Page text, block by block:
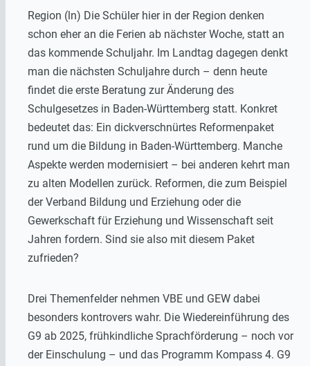
Region (ln) Die Schüler hier in der Region denken
schon eher an die Ferien ab nächster Woche, statt an
das kommende Schuljahr. Im Landtag dagegen denkt
man die nächsten Schuljahre durch – denn heute
findet die erste Beratung zur Änderung des
Schulgesetzes in Baden-Württemberg statt. Konkret
bedeutet das: Ein dickverschnürtes Reformenpaket
rund um die Bildung in Baden-Württemberg. Manche
Aspekte werden modernisiert – bei anderen kehrt man
zu alten Modellen zurück. Reformen, die zum Beispiel
der Verband Bildung und Erziehung oder die
Gewerkschaft für Erziehung und Wissenschaft seit
Jahren fordern. Sind sie also mit diesem Paket
zufrieden?
Drei Themenfelder nehmen VBE und GEW dabei
besonders kontrovers wahr. Die Wiedereinführung des
G9 ab 2025, frühkindliche Sprachförderung – noch vor
der Einschulung – und das Programm Kompass 4. G9